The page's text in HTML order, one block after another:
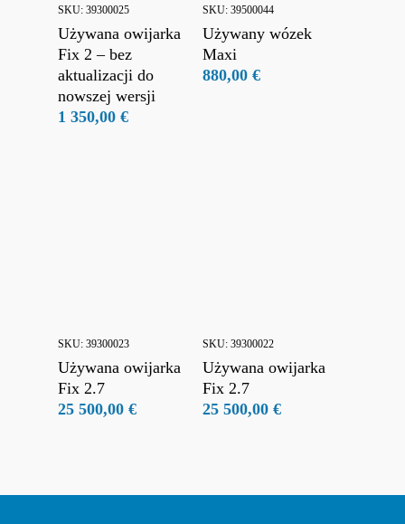
SKU: 39300025
Używana owijarka
Fix 2 – bez
aktualizacji do
nowszej wersji
1 350,00 €
SKU: 39500044
Używany wózek
Maxi
880,00 €
SKU: 39300023
Używana owijarka
Fix 2.7
25 500,00 €
SKU: 39300022
Używana owijarka
Fix 2.7
25 500,00 €